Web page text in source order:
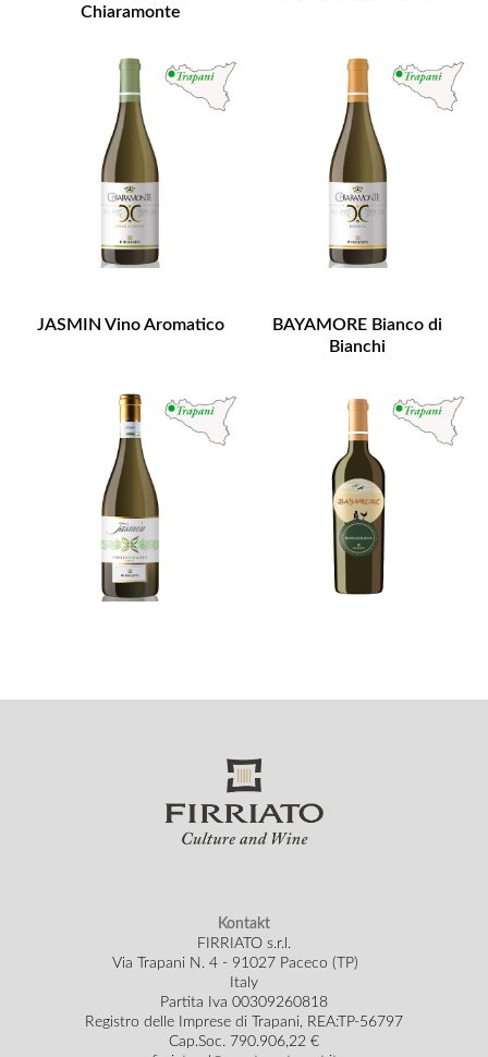
Chiaramonte
JASMIN Vino Aromatico
BAYAMORE Bianco di
Bianchi
Kontakt
FIRRIATO s.r.l.
Via Trapani N. 4 - 91027 Paceco (TP)
Italy
Partita Iva 00309260818
Registro delle Imprese di Trapani, REA:TP-56797
Cap.Soc. 790.906,22 €